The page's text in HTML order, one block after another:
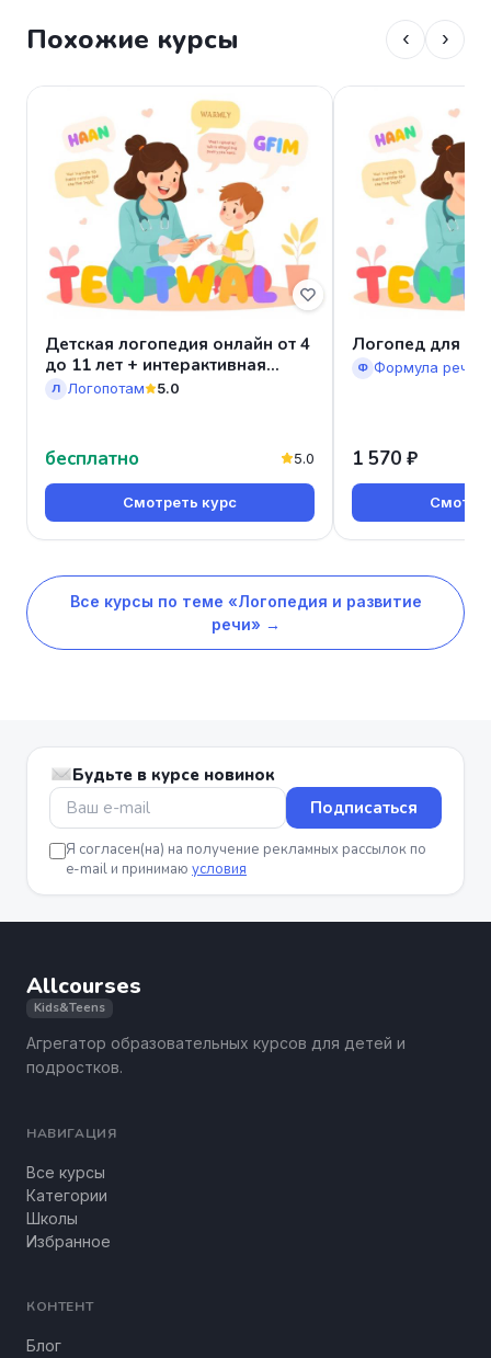
(куда без этого), но на данный момент могу
сказать, что программа действительно
приходится "додумывать"- он очевиден.
Похожие курсы ‹ ›
Детская логопедия онлайн от 4
до 11 лет + интерактивная
платформа
Л Логопотам 5.0
бесплатно 5.0
Смотреть курс
Логопед для
Ф Формула речи
1 570 ₽
Все курсы по теме «Логопедия и развитие
речи» →
Будьте в курсе новинок
Подписаться
Я согласен(на) на получение рекламных рассылок по
e-mail и принимаю условия
Allcourses
Kids&Teens
Агрегатор образовательных курсов для детей и
подростков.
НАВИГАЦИЯ
Все курсы
Категории
Школы
Избранное
КОНТЕНТ
Блог